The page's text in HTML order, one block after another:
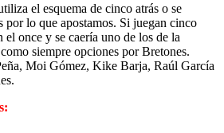
el esquema de cinco atrás o se
por lo que apostamos. Si juegan cinco
el once y se caería uno de los de la
siempre opciones por Bretones.
Moi Gómez, Kike Barja, Raúl García